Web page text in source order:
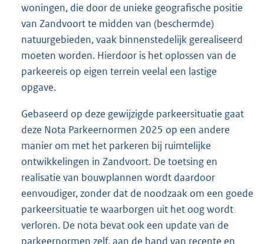
woningen, die door de unieke geografische positie
van Zandvoort te midden van (beschermde)
natuurgebieden, vaak binnenstedelijk gerealiseerd
moeten worden. Hierdoor is het oplossen van de
parkeereis op eigen terrein veelal een lastige
opgave.
Gebaseerd op deze gewijzigde parkeersituatie gaat
deze Nota Parkeernormen 2025 op een andere
manier om met het parkeren bij ruimtelijke
ontwikkelingen in Zandvoort. De toetsing en
realisatie van bouwplannen wordt daardoor
eenvoudiger, zonder dat de noodzaak om een goede
parkeersituatie te waarborgen uit het oog wordt
verloren. De nota bevat ook een update van de
parkeernormen zelf, aan de hand van recente en